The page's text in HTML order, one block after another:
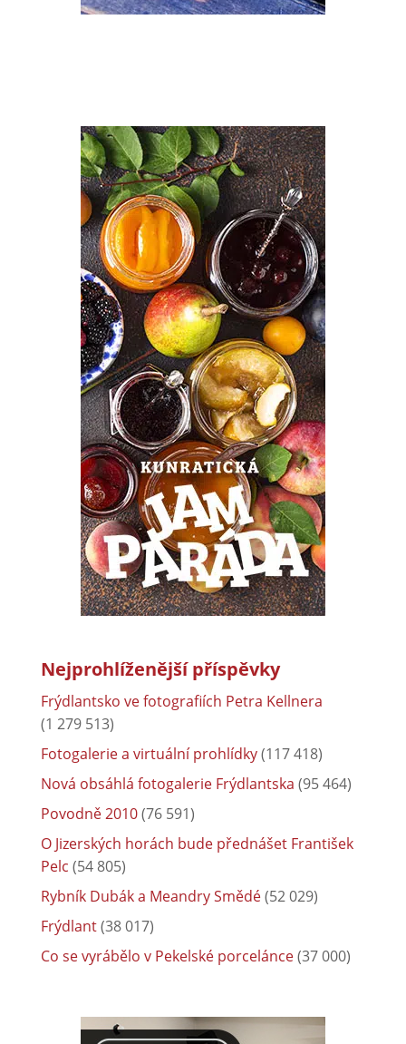
Nejprohlíženější příspěvky
Frýdlantsko ve fotografiích Petra Kellnera
(1 279 513)
Fotogalerie a virtuální prohlídky(117 418)
Nová obsáhlá fotogalerie Frýdlantska (95 464)
Povodně 2010(76 591)
O Jizerských horách bude přednášet František
Pelc (54 805)
Rybník Dubák a Meandry Smědé(52 029)
Frýdlant(38 017)
Co se vyrábělo v Pekelské porcelánce(37 000)